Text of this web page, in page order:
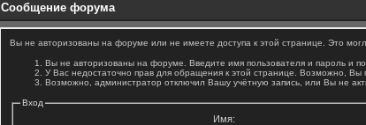
Сообщение форума
Вы не авторизованы на форуме или не имеете доступа к этой странице. Это
Вы не авторизованы на форуме. Введите имя пользователя и пароль и
У Вас недостаточно прав для обращения к этой странице. Возможно, Вы
Возможно, администратор отключил Вашу учётную запись, или Вы не
Вход
Имя: